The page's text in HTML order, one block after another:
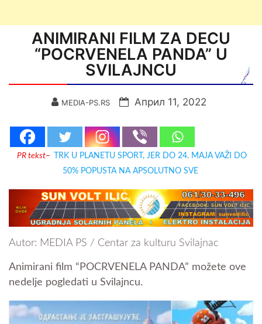
ANIMIRANI FILM ZA DECU
“POCRVENELA PANDA” U
SVILAJNCU
MEDIA-PS.RS Април 11, 2022
PR tekst–
TRK U PLANETU SPORT, JER DO 24. MAJA VAŽI DO
50% POPUSTA NA APSOLUTNO SVE
Autor: MEDIA PS / Centar za kulturu Svilajnac
Animirani film “POCRVENELA PANDA” možete ove
nedelje pogledati u Svilajncu.